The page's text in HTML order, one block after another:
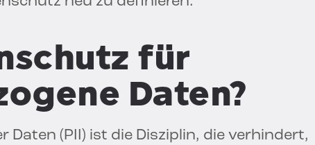
für
Daten?
Daten (PII) ist die Disziplin, die verhindert,